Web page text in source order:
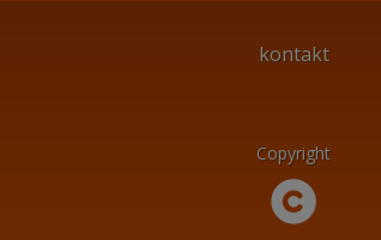
kontakt
Copyright